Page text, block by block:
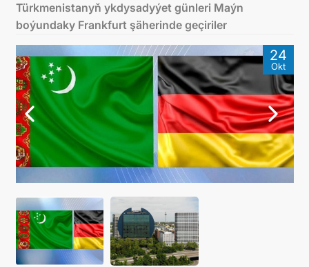
KONSULLYK HYZMATLARY
TÜRKMENISTAN
ARAGATNAŞYK
Türkmenistanyň ykdysadyýet günleri Maýn
boýundaky Frankfurt şäherinde geçiriler
24
Okt